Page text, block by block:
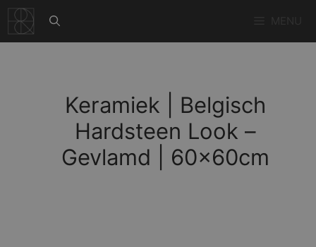
naar
de
Keramiek | Belgisch
Hardsteen Look –
Gevlamd | 60x60cm